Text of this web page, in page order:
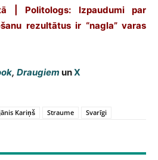
| Politologs: Izpaudumi par
rezultātus ir “nagla” varas
, Draugiem unX
Kariņš Straume Svarīgi